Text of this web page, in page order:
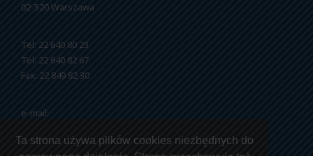
Ta strona używa plików cookies niezbędnych do
02-520 Warszawa
Tel: 22 640 80 23
Tel: 22 640 82 67
Fax: 22 849 82 30
e-mail: